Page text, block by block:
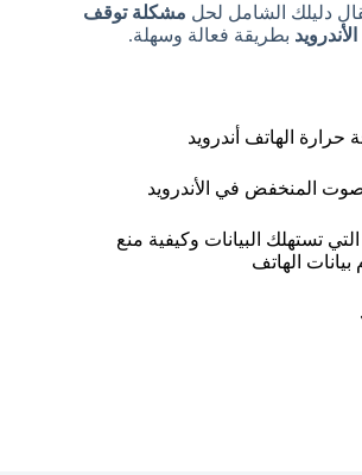
دليلك الشامل لحل مشكلة توقف
بطريقة فعالة وسهلة.
الهاتف أندرويد
المنخفض في الأندرويد
تستهلك البيانات وكيفية منع
الهاتف